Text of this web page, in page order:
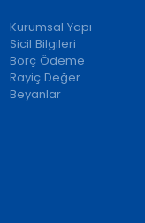
Kurumsal Yapı
Sicil Bilgileri
Borç Ödeme
Rayiç Değer
Beyanlar